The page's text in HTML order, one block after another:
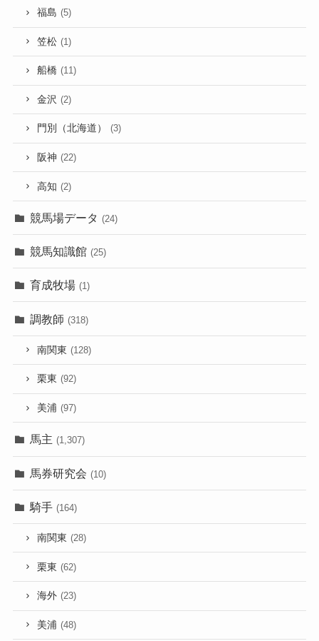
福島 (5)
笠松 (1)
船橋 (11)
金沢 (2)
門別（北海道） (3)
阪神 (22)
高知 (2)
競馬場データ (24)
競馬知識館 (25)
育成牧場 (1)
調教師 (318)
南関東 (128)
栗東 (92)
美浦 (97)
馬主 (1,307)
馬券研究会 (10)
騎手 (164)
南関東 (28)
栗東 (62)
海外 (23)
美浦 (48)